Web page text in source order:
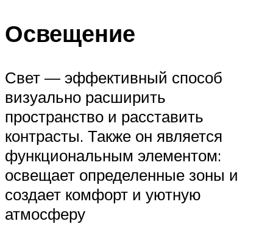
Освещение
Свет — эффективный способ
визуально расширить
пространство и расставить
контрасты. Также он является
функциональным элементом:
освещает определенные зоны и
создает комфорт и уютную
атмосферу